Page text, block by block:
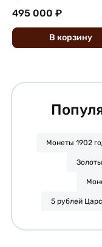
495 000 ₽
В корзину
Монеты 1902
5 рублей